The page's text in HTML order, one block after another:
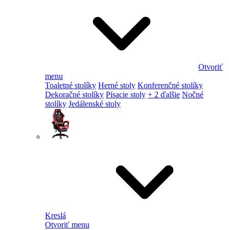
Otvoriť
menu
Toaletné stolíky Herné stoly Konferenčné stolíky
Dekoračné stolíky Písacie stoly + 2 ďalšie Nočné
stolíky Jedálenské stoly
Kreslá
Otvoriť menu